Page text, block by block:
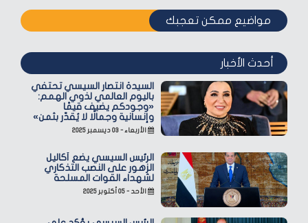
مواضيع ممكن تعجبك
أحدث الأخبار
السيدة انتصار السيسي تحتفي
باليوم العالمي لذوي الهمم:
«وجودكم يضيف قيمًا
وإنسانية وجمالًا لا يُقدّر بثمن»
الأربعاء - ٠٣ ديسمبر ٢٠٢٥
الرئيس السيسي يضع أكاليل
الزهور على النصب التذكاري
لشهداء القوات المسلحة
الأحد - ٠٥ أكتوبر ٢٠٢٥